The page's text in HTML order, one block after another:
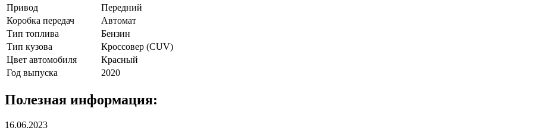
Привод
Передний
Коробка передач
Автомат
Тип топлива
Бензин
Тип кузова
Кроссовер (CUV)
Цвет автомобиля
Красный
Год выпуска
2020
Полезная информация:
16.06.2023